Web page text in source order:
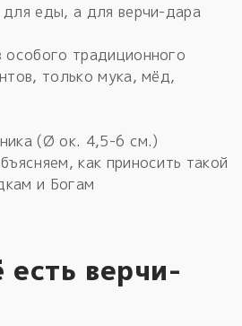
для еды, а для верчи-дара
особого традиционного
только мука, мёд,
(Ø ок. 4,5-6 см.)
как приносить такой
и Богам
верчи-